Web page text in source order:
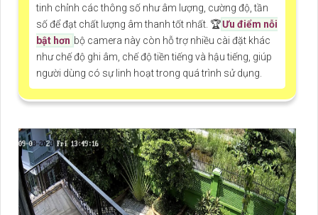
tinh chỉnh các thông số như âm lượng, cường độ, tần
số để đạt chất lượng âm thanh tốt nhất. 🏆Ưu điểm nỗi
bật hơn bộ camera này còn hỗ trợ nhiều cài đặt khác
như chế độ ghi âm, chế độ tiền tiếng và hậu tiếng, giúp
người dùng có sự linh hoạt trong quá trình sử dụng.